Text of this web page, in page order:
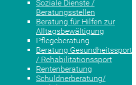
Soziale Dienste /
Beratungsstellen
Beratung für Hilfen zur
Alltagsbewältigung
Pflegeberatung
Beratung Gesundheitssport
/ Rehabilitationssport
Rentenberatung
Schuldnerberatung/